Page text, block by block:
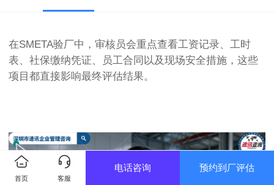
在SMETA验厂中，审核员会重点查看工资记录、工时
表、社保缴纳凭证、员工合同以及现场安全措施，这些
项目都直接影响最终评估结果。
首页 客服
电话咨询 预约到厂评估